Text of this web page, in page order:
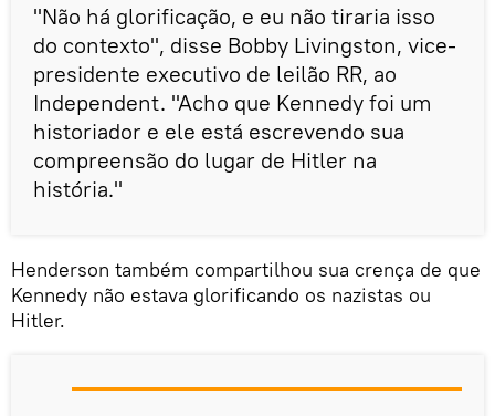
"Não há glorificação, e eu não tiraria isso
do contexto", disse Bobby Livingston, vice-
presidente executivo de leilão RR, ao
Independent. "Acho que Kennedy foi um
historiador e ele está escrevendo sua
compreensão do lugar de Hitler na
história."
Henderson também compartilhou sua crença de que
Kennedy não estava glorificando os nazistas ou
Hitler.